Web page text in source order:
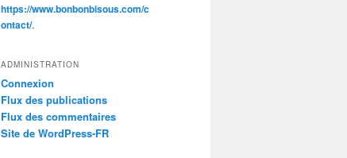
https://www.bonbonbisous.com/c
ontact/.
ADMINISTRATION
Connexion
Flux des publications
Flux des commentaires
Site de WordPress-FR